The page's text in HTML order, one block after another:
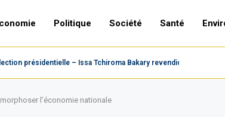
Politique Société Santé
présidentielle – Issa Tchiroma Bakary revendique la
l’économie nationale